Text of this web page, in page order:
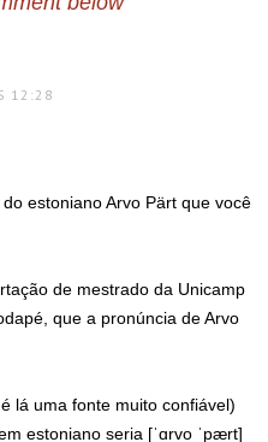
12:28
estoniano Arvo Pärt que você
de mestrado da Unicamp
que a pronúncia de Arvo
lá uma fonte muito confiável)
estoniano seria [ˈɑrvo ˈpært]